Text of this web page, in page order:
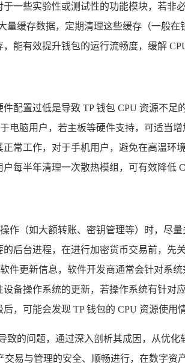
一些实验性或测试性的功能模块，若非
量缓存数据，定期清理这些缓存（一般
能有效提升钱包的运行流畅度，缓解
配置过低是导致 TP 钱包 CPU 资源不
电脑用户，若主板等硬件支持，可适当
常工作，对于手机用户，避免在高温
每半年清理一次散热模组，可有效降低
作（如大额转账、密钥管理等）时，尽
后台进程，在进行加密货币交易前，先
件更新信息，软件开发商通常会针对系
备操作系统的更新，若操作系统有针
，可能会发现 TP 钱包的 CPU 资源使用
致的问题，通过深入剖析其成因，从优
易与管理的安全、顺畅进行，在数字